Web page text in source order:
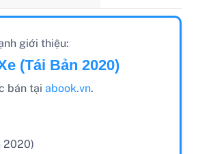
giới thiệu:
(Tái Bản 2020)
bán tại abook.vn.
2020)